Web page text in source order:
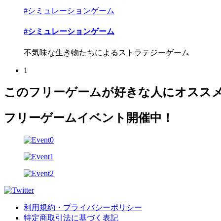
#シミュレーションゲーム
#シミュレーションゲーム
不気味な生き物たちによるストラテジーゲーム
1
このフリーゲームが好きな人にオスス
フリーゲームイベント開催中！
利用規約・プライバシーポリシー
特定商取引法に基づく表記